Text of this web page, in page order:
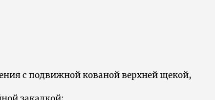
с подвижной кованой верхней щекой,